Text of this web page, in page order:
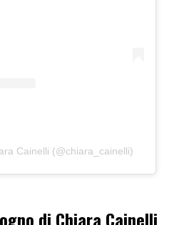
Cainelli (@chiara_cainelli)
di Chiara Cainelli